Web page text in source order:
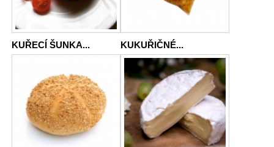
KUŘECÍ ŠUNKA... KUKUŘIČNÉ...